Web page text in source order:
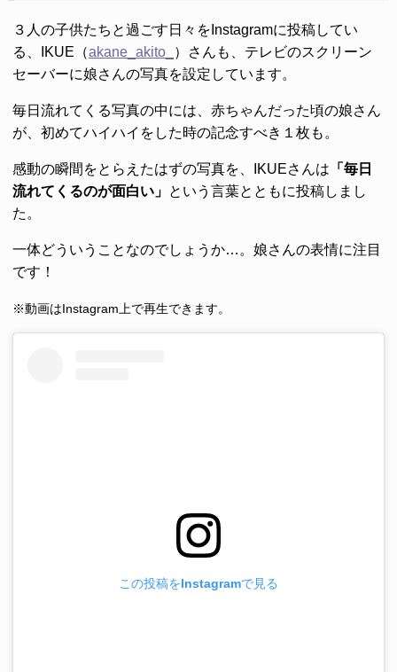
３人の子供たちと過ごす日々をInstagramに投稿してい
る、IKUE（akane_akito_
）さんも、テレビのスクリーン
セーバーに娘さんの写真を設定しています。
毎日流れてくる写真の中には、赤ちゃんだった頃の娘さん
が、初めてハイハイをした時の記念すべき１枚も。
感動の瞬間をとらえたはずの写真を、IKUEさんは 「毎日
流れてくるのが面白い」 という言葉とともに投稿しまし
た。
一体どういうことなのでしょうか…。娘さんの表情に注目
です！
※動画はInstagram上で再生できます。
この投稿をInstagramで見る